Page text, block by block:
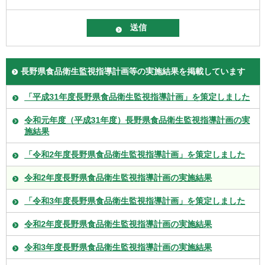
長野県食品衛生監視指導計画等の実施結果を掲載しています
「平成31年度長野県食品衛生監視指導計画」を策定しました
令和元年度（平成31年度）長野県食品衛生監視指導計画の実
施結果
「令和2年度長野県食品衛生監視指導計画」を策定しました
令和2年度長野県食品衛生監視指導計画の実施結果
「令和3年度長野県食品衛生監視指導計画」を策定しました
令和2年度長野県食品衛生監視指導計画の実施結果
令和3年度長野県食品衛生監視指導計画の実施結果